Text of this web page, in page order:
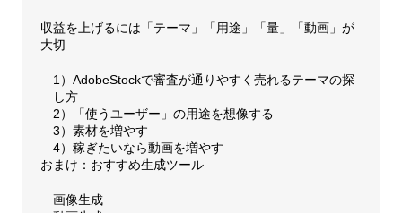
収益を上げるには「テーマ」「用途」「量」「動画」が
大切
1）AdobeStockで審査が通りやすく売れるテーマの探
し方
2）「使うユーザー」の用途を想像する
3）素材を増やす
4）稼ぎたいなら動画を増やす
おまけ：おすすめ生成ツール
画像生成